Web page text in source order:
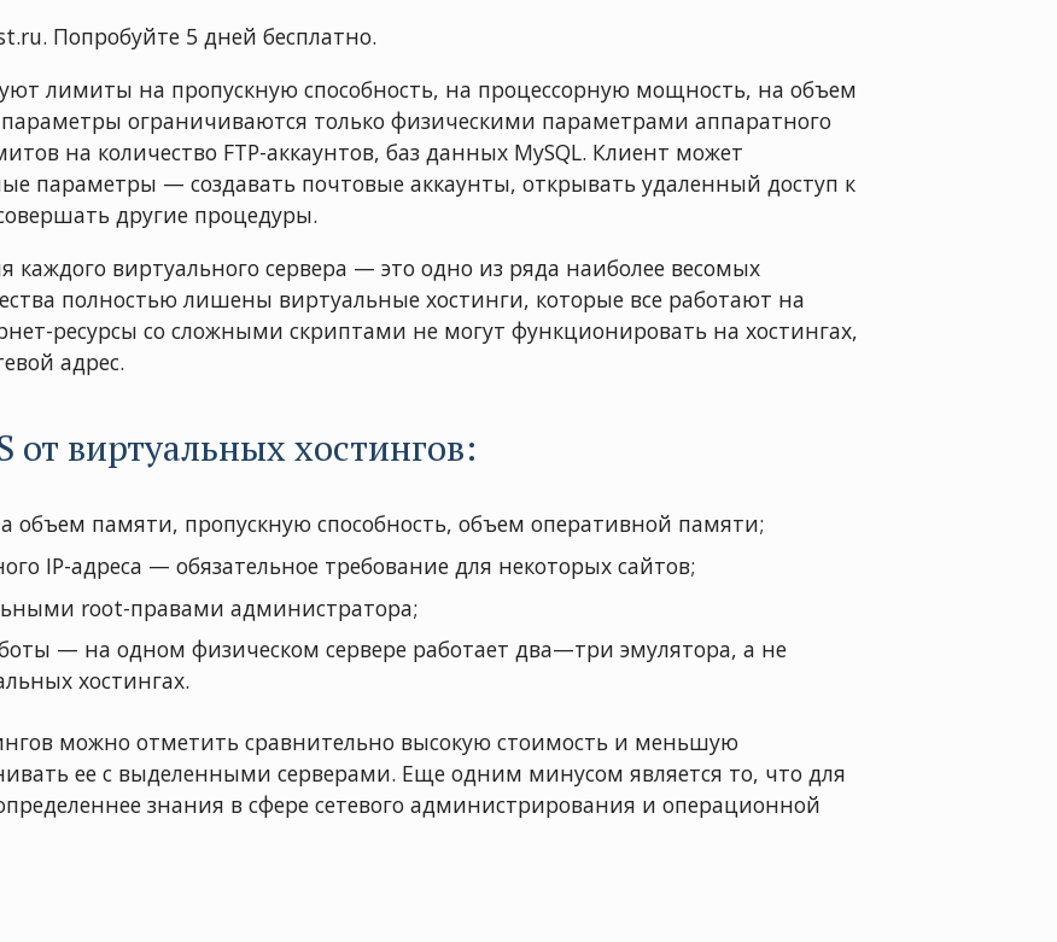
Попробуйте 5 дней бесплатно.
лимиты на пропускную способность, на процессорную мощность, на объем
ограничиваются только физическими параметрами аппаратного
на количество FTP-аккаунтов, баз данных MySQL. Клиент может
параметры — создавать почтовые аккаунты, открывать удаленный доступ к
другие процедуры.
каждого виртуального сервера — это одно из ряда наиболее весомых
полностью лишены виртуальные хостинги, которые все работают на
ресурсы со сложными скриптами не могут функционировать на хостингах,
адрес.
от виртуальных хостингов:
объем памяти, пропускную способность, объем оперативной памяти;
IP-адреса — обязательное требование для некоторых сайтов;
root-правами администратора;
— на одном физическом сервере работает два—три эмулятора, а не
хостингах.
можно отметить сравнительно высокую стоимость и меньшую
ее с выделенными серверами. Еще одним минусом является то, что для
знания в сфере сетевого администрирования и операционной